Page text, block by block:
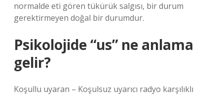
normalde eti gören tükürük salgısı, bir durum
gerektirmeyen doğal bir durumdur.
Psikolojide “us” ne anlama
gelir?
Koşullu uyaran – Koşulsuz uyarıcı radyo karşılıklı